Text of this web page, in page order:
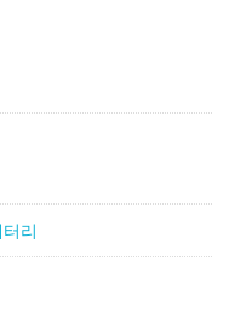
리